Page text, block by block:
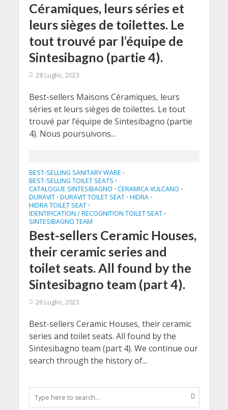
Céramiques, leurs séries et
leurs sièges de toilettes. Le
tout trouvé par l’équipe de
Sintesibagno (partie 4).
28 Luglio, 2023
Best-sellers Maisons Céramiques, leurs
séries et leurs sièges de toilettes. Le tout
trouvé par l’équipe de Sintesibagno (partie
4). Nous poursuivons...
BEST-SELLING SANITARY WARE •
BEST-SELLING TOILET SEATS •
CATALOGUE SINTESIBAGNO • CERAMICA VULCANO •
DURAVIT • DURAVIT TOILET SEAT • HIDRA •
HIDRA TOILET SEAT •
IDENTIFICATION / RECOGNITION TOILET SEAT •
SINTESIBAGNO TEAM
Best-sellers Ceramic Houses,
their ceramic series and
toilet seats. All found by the
Sintesibagno team (part 4).
26 Luglio, 2023
Best-sellers Ceramic Houses, their ceramic
series and toilet seats. All found by the
Sintesibagno team (part 4). We continue our
search through the history of...